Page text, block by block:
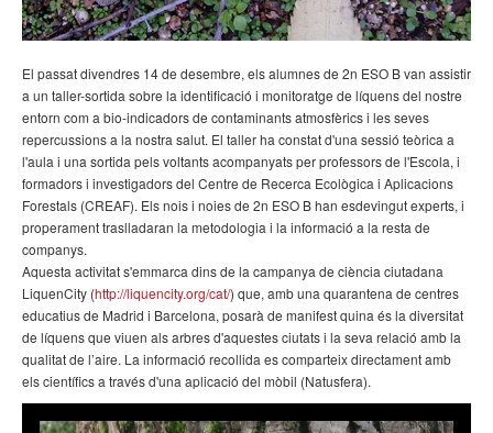
El passat divendres 14 de desembre, els alumnes de 2n ESO B van assistir
a un taller-sortida sobre la identificació i monitoratge de líquens del nostre
entorn com a bio-indicadors de contaminants atmosfèrics i les seves
repercussions a la nostra salut. El taller ha constat d'una sessió teòrica a
l'aula i una sortida pels voltants acompanyats per professors de l'Escola, i
formadors i investigadors del Centre de Recerca Ecològica i Aplicacions
Forestals (CREAF). Els nois i noies de 2n ESO B han esdevingut experts, i
properament traslladaran la metodologia i la informació a la resta de
companys.
Aquesta activitat s'emmarca dins de la campanya de ciència ciutadana
LiquenCity (http://liquencity.org/cat/) que, amb una quarantena de centres
educatius de Madrid i Barcelona, posarà de manifest quina és la diversitat
de líquens que viuen als arbres d'aquestes ciutats i la seva relació amb la
qualitat de l’aire. La informació recollida es comparteix directament amb
els científics a través d'una aplicació del mòbil (Natusfera).